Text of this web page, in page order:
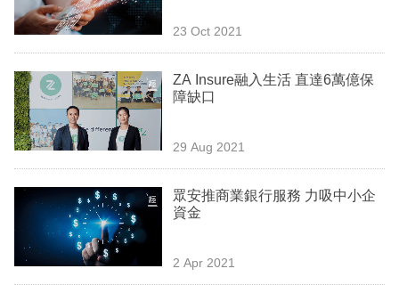
事
欄
訂
閱
區
23 Oct 2021
ZA Insure融入生活 直達6萬億保
障缺口
29 Aug 2021
眾安推商業銀行服務 力吸中小企
資金
2 Apr 2021